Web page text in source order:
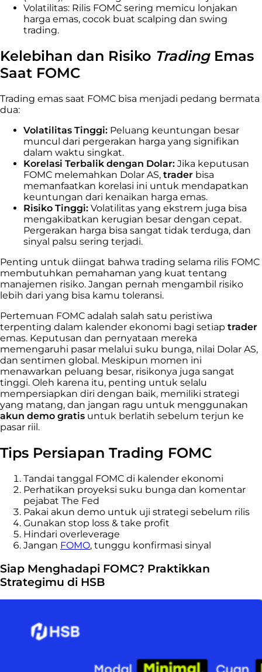
Volatilitas: Rilis FOMC sering memicu lonjakan
harga emas, cocok buat scalping dan swing
trading.
Kelebihan dan Risiko TradingEmas
Saat FOMC
Trading emas saat FOMC bisa menjadi pedang bermata
dua:
Volatilitas Tinggi: Peluang keuntungan besar
muncul dari pergerakan harga yang signifikan
dalam waktu singkat.
Korelasi Terbalik dengan Dolar: Jika keputusan
FOMC melemahkan Dolar AS, trader bisa
memanfaatkan korelasi ini untuk mendapatkan
keuntungan dari kenaikan harga emas.
Risiko Tinggi: Volatilitas yang ekstrem juga bisa
mengakibatkan kerugian besar dengan cepat.
Pergerakan harga bisa sangat tidak terduga, dan
sinyal palsu sering terjadi.
Penting untuk diingat bahwa trading selama rilis FOMC
membutuhkan pemahaman yang kuat tentang
manajemen risiko. Jangan pernah mengambil risiko
lebih dari yang bisa kamu toleransi.
Pertemuan FOMC adalah salah satu peristiwa
terpenting dalam kalender ekonomi bagi setiap trader
emas. Keputusan dan pernyataan mereka
memengaruhi pasar melalui suku bunga, nilai Dolar AS,
dan sentimen global. Meskipun momen ini
menawarkan peluang besar, risikonya juga sangat
tinggi. Oleh karena itu, penting untuk selalu
mempersiapkan diri dengan baik, memiliki strategi
yang matang, dan jangan ragu untuk menggunakan
akun demo gratis untuk berlatih sebelum terjun ke
pasar riil.
Tips Persiapan Trading FOMC
Tandai tanggal FOMC di kalender ekonomi
Perhatikan proyeksi suku bunga dan komentar
pejabat The Fed
Pakai akun demo untuk uji strategi sebelum rilis
Gunakan stop loss & take profit
Hindari overleverage
Jangan FOMO, tunggu konfirmasi sinyal
Siap Menghadapi FOMC? Praktikkan
Strategimu di HSB